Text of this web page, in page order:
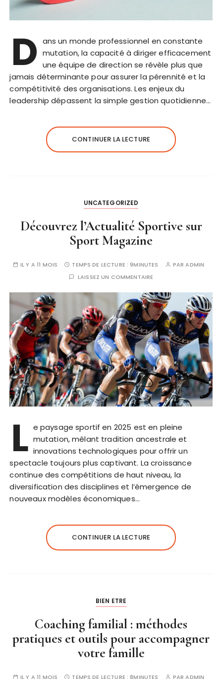
D ans un monde professionnel en constante
mutation, la capacité à diriger efficacement
une équipe de direction se révèle plus que
jamais déterminante pour assurer la pérennité et la
compétitivité des organisations. Les enjeux du
leadership dépassent la simple gestion quotidienne…
CONTINUER LA LECTURE
UNCATEGORIZED
Découvrez l’Actualité Sportive sur
Sport Magazine
IL Y A 11 MOIS TEMPS DE LECTURE : 9MINUTES PARADMIN
LAISSEZ UN COMMENTAIRE
L e paysage sportif en 2025 est en pleine
mutation, mêlant tradition ancestrale et
innovations technologiques pour offrir un
spectacle toujours plus captivant. La croissance
continue des compétitions de haut niveau, la
diversification des disciplines et l’émergence de
nouveaux modèles économiques…
CONTINUER LA LECTURE
BIEN ETRE
Coaching familial : méthodes
pratiques et outils pour accompagner
votre famille
IL Y A 11 MOIS TEMPS DE LECTURE :8MINUTES PARADMIN